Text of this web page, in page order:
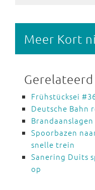
Meer Kort
Gerelateerd
Frühstücksei
Deutsche Bahn
Spoorbazen
snelle trein
Sanering Duits
op